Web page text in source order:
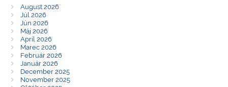
August 2026
Júl 2026
Jún 2026
Máj 2026
Apríl 2026
Marec 2026
Február 2026
Január 2026
December 2025
November 2025